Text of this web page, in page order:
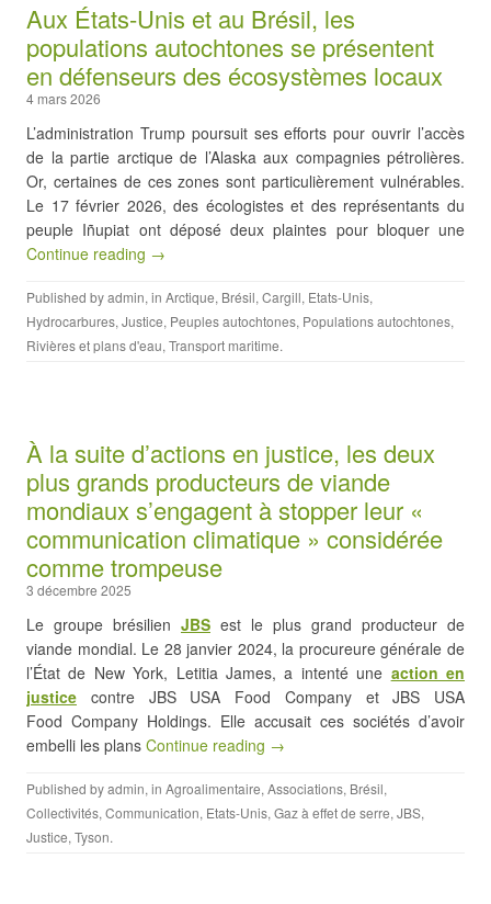
Aux États-Unis et au Brésil, les
populations autochtones se présentent
en défenseurs des écosystèmes locaux
4 mars 2026
L’administration Trump poursuit ses efforts pour ouvrir l’accès
de la partie arctique de l’Alaska aux compagnies pétrolières.
Or, certaines de ces zones sont particulièrement vulnérables.
Le 17 février 2026, des écologistes et des représentants du
peuple Iñupiat ont déposé deux plaintes pour bloquer une
Continue reading →
Published byadmin, in Arctique, Brésil, Cargill, Etats-Unis,
Hydrocarbures, Justice, Peuples autochtones, Populations autochtones,
Rivières et plans d'eau, Transport maritime.
À la suite d’actions en justice, les deux
plus grands producteurs de viande
mondiaux s’engagent à stopper leur «
communication climatique » considérée
comme trompeuse
3 décembre 2025
Le groupe brésilien JBS est le plus grand producteur de
viande mondial. Le 28 janvier 2024, la procureure générale de
l’État de New York, Letitia James, a intenté une action en
justice contre JBS USA Food Company et JBS USA
Food Company Holdings. Elle accusait ces sociétés d’avoir
embelli les plans Continue reading →
Published byadmin, in Agroalimentaire, Associations, Brésil,
Collectivités, Communication, Etats-Unis, Gaz à effet de serre, JBS,
Justice, Tyson.